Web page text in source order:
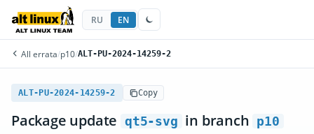
RU EN
All errata/p10/ALT-PU-2024-14259-2
ALT-PU-2024-14259-2 Copy
Package update qt5-svg in branch p10